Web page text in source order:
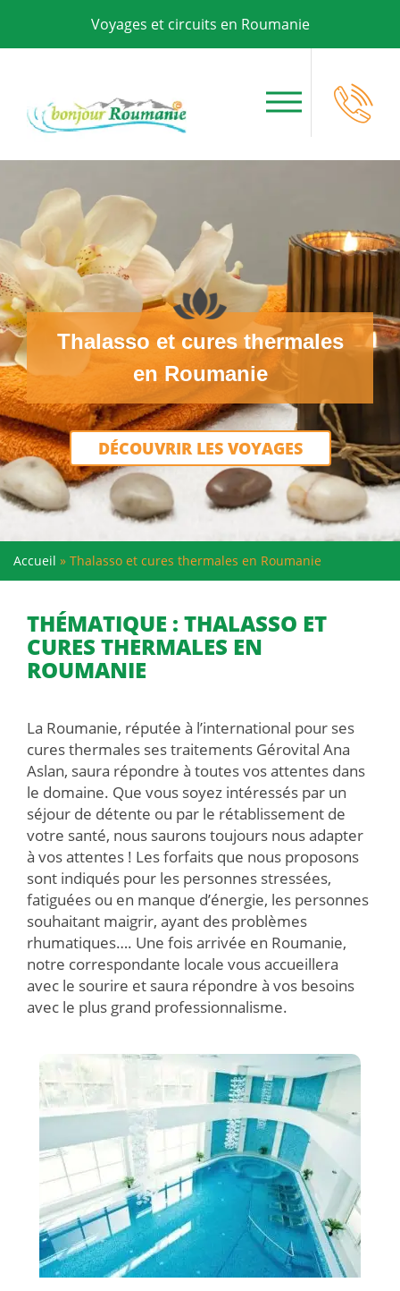
Voyages et circuits en Roumanie
Thalasso et cures thermales
en Roumanie
DÉCOUVRIR LES VOYAGES
Accueil » Thalasso et cures thermales en Roumanie
THÉMATIQUE : THALASSO ET
CURES THERMALES EN
ROUMANIE
La Roumanie, réputée à l’international pour ses
cures thermales ses traitements Gérovital Ana
Aslan, saura répondre à toutes vos attentes dans
le domaine. Que vous soyez intéressés par un
séjour de détente ou par le rétablissement de
votre santé, nous saurons toujours nous adapter
à vos attentes ! Les forfaits que nous proposons
sont indiqués pour les personnes stressées,
fatiguées ou en manque d’énergie, les personnes
souhaitant maigrir, ayant des problèmes
rhumatiques…. Une fois arrivée en Roumanie,
notre correspondante locale vous accueillera
avec le sourire et saura répondre à vos besoins
avec le plus grand professionnalisme.